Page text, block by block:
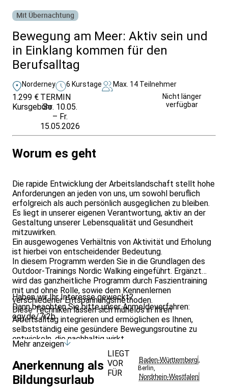
Mit Übernachtung
Bewegung am Meer: Aktiv sein und
in Einklang kommen für den
Berufsalltag
Norderney 6 Kurstage Max. 14 Teilnehmer
1.299 €
Kursgebühr
TERMIN
So. 10.05.
– Fr.
15.05.2026
Nicht länger
verfügbar
Worum es geht
Die rapide Entwicklung der Arbeitslandschaft stellt hohe
Anforderungen an jeden von uns, um sowohl beruflich
erfolgreich als auch persönlich ausgeglichen zu bleiben.
Es liegt in unserer eigenen Verantwortung, aktiv an der
Gestaltung unserer Lebensqualität und Gesundheit
mitzuwirken.
Ein ausgewogenes Verhältnis von Aktivität und Erholung
ist hierbei von entscheidender Bedeutung.
In diesem Programm werden Sie in die Grundlagen des
Outdoor-Trainings Nordic Walking eingeführt. Ergänzt
wird das ganzheitliche Programm durch Faszientraining
mit und ohne Rolle, sowie dem Kennenlernen
verschiedener Entspannungsmethoden.
Diese Techniken lassen sich mühelos in Ihren
Arbeitsalltag integrieren und ermöglichen es Ihnen,
selbstständig eine gesündere Bewegungsroutine zu
entwickeln, die nachhaltig wirkt.
Haben wir Ihr Interesse geweckt?
Dann beachten Sie bitte unser Anmeldeverfahren:
ogy.de/7r2b
Mehr anzeigen
Anerkennung als
Bildungsurlaub
LIEGT
VOR
FÜR
Baden-Württemberg
Berlin
Nordrhein-Westfalen